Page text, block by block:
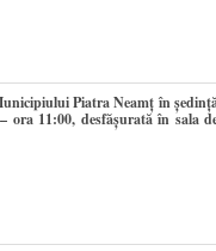
Piatra Neamţ în
ora 11:00, desfășurată în sala